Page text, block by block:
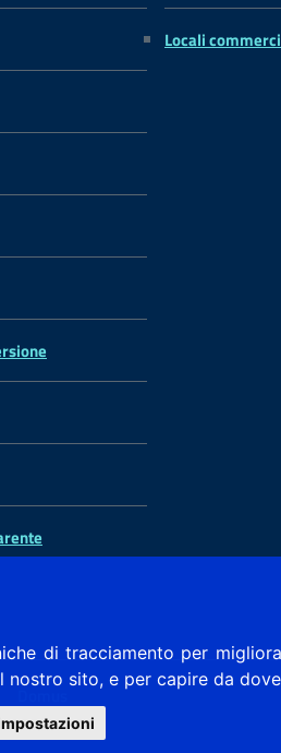
di tracciamento per
sito, e per capire da
Locali
Domus